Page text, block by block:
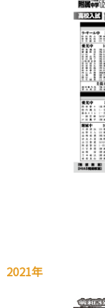
2021年